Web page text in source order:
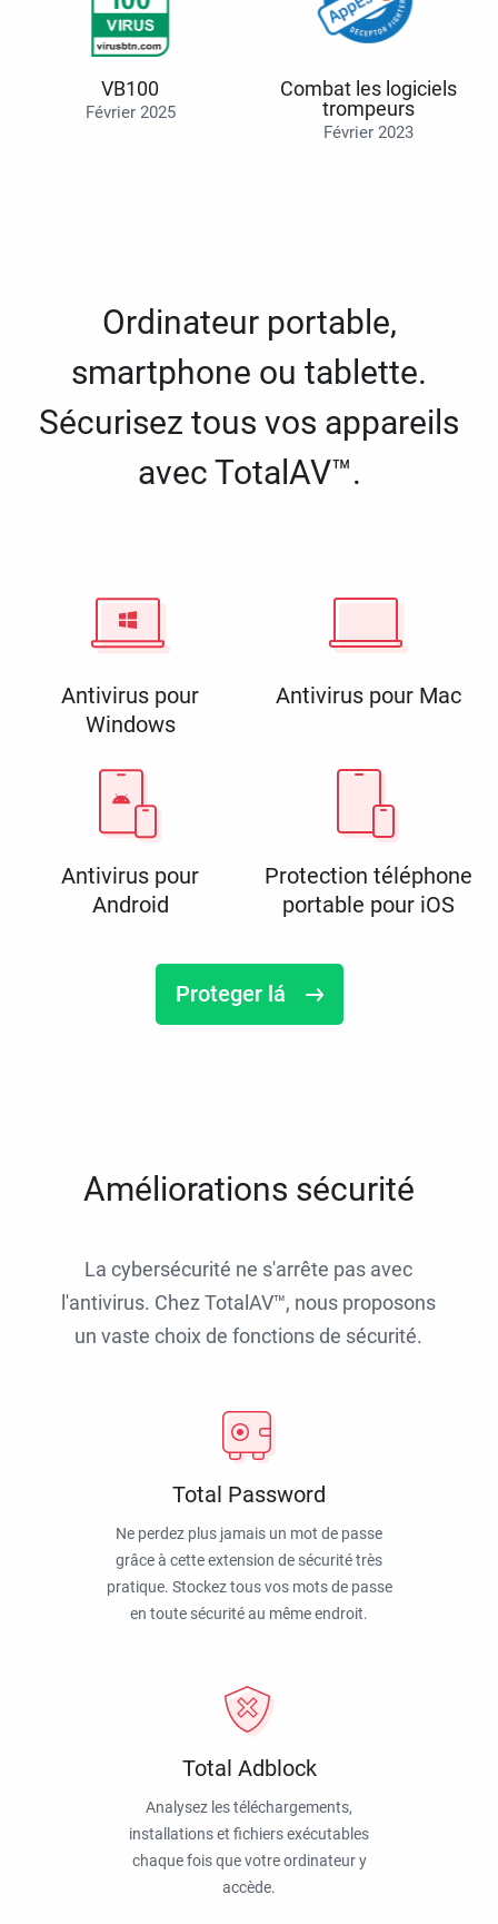
VB100
Février 2025
Combat les logiciels
trompeurs
Février 2023
Ordinateur portable,
smartphone ou tablette.
Sécurisez tous vos appareils
avec TotalAV™.
Antivirus pour
Windows
Antivirus pour Mac
Antivirus pour
Android
Protection téléphone
portable pour iOS
Proteger lá
Améliorations sécurité
La cybersécurité ne s'arrête pas avec
l'antivirus. Chez TotalAV™, nous proposons
un vaste choix de fonctions de sécurité.
Total Password
Ne perdez plus jamais un mot de passe
grâce à cette extension de sécurité très
pratique. Stockez tous vos mots de passe
en toute sécurité au même endroit.
Total Adblock
Analysez les téléchargements,
installations et fichiers exécutables
chaque fois que votre ordinateur y
accède.